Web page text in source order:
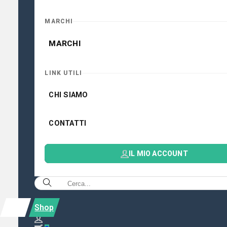
MARCHI
MARCHI
LINK UTILI
CHI SIAMO
CONTATTI
IL MIO ACCOUNT
Shop